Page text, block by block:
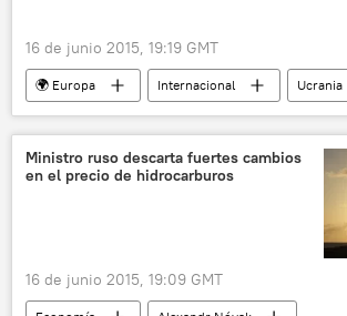
16 de junio 2015, 19:19 GMT
🌍 Europa Internacional
Ucrania
Donetsk
Pável Kaniguin
Dmitri Murátov
Ministerio de Asuntos Exteriores de Rusia
noticias
Ministro ruso descarta fuertes cambios
en el precio de hidrocarburos
16 de junio 2015, 19:09 GMT